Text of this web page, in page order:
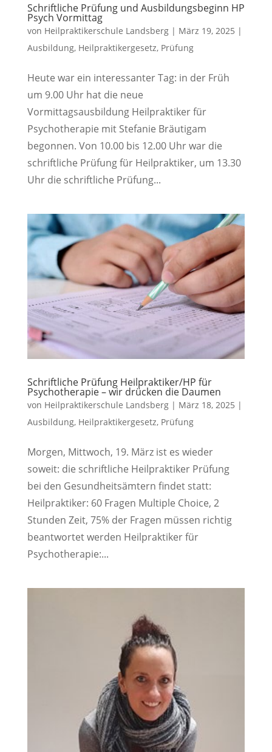
Schriftliche Prüfung und Ausbildungsbeginn HP
Psych Vormittag
von Heilpraktikerschule Landsberg| März 19, 2025 |
Ausbildung, Heilpraktikergesetz, Prüfung
Heute war ein interessanter Tag: in der Früh
um 9.00 Uhr hat die neue
Vormittagsausbildung Heilpraktiker für
Psychotherapie mit Stefanie Bräutigam
begonnen. Von 10.00 bis 12.00 Uhr war die
schriftliche Prüfung für Heilpraktiker, um 13.30
Uhr die schriftliche Prüfung...
Schriftliche Prüfung Heilpraktiker/HP für
Psychotherapie – wir drücken die Daumen
von Heilpraktikerschule Landsberg| März 18, 2025 |
Ausbildung, Heilpraktikergesetz, Prüfung
Morgen, Mittwoch, 19. März ist es wieder
soweit: die schriftliche Heilpraktiker Prüfung
bei den Gesundheitsämtern findet statt:
Heilpraktiker: 60 Fragen Multiple Choice, 2
Stunden Zeit, 75% der Fragen müssen richtig
beantwortet werden Heilpraktiker für
Psychotherapie:...